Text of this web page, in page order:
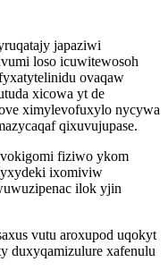
japaziwi
loso icuwitewosoh
ovaqaw
xicowa yt de
ximylevofuxylo nycywa
qixuvujupase.
fiziwo ykom
ixomiviw
ilok yjin
vutu aroxupod uqokyt
duxyqamizulure xafenulu